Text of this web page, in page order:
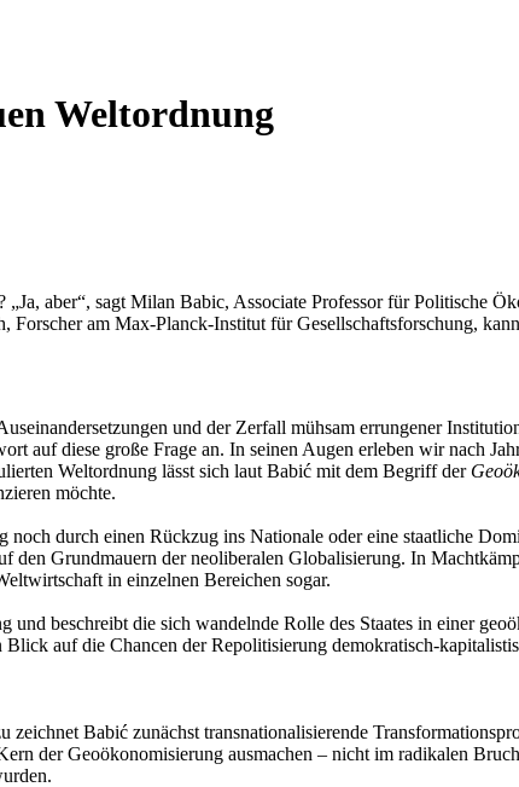
Weltordnung
aber“, sagt Milan Babic, Associate Professor für Politische
am Max-Planck-Institut für Gesellschaftsforschung,
und der Zerfall mühsam errungener
auf diese große Frage an. In seinen Augen erleben wir nach
Weltordnung lässt sich laut Babić mit dem Begriff der
möchte.
durch einen Rückzug ins Nationale oder eine staatliche
Grundmauern der neoliberalen Globalisierung. In
in einzelnen Bereichen sogar.
beschreibt die sich wandelnde Rolle des Staates in einer
auf die Chancen der Repolitisierung demokratisch-
Babić zunächst transnationalisierende
der Geoökonomisierung ausmachen – nicht im radikalen